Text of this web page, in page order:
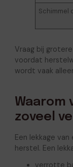
Schimmel
Vraag bij
voordat
wordt vaak
Waarom
zoveel
Een lekkage
herstel. Een